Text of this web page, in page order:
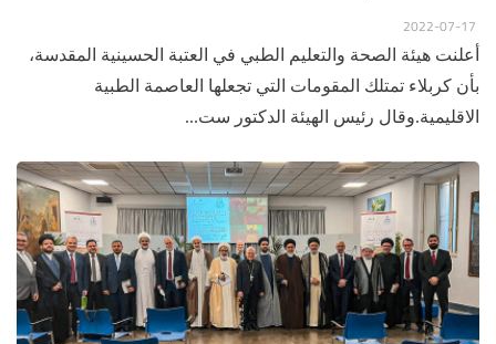
أعلنت هيئة الصحة والتعليم الطبي في العتبة الحسينية المقدسة،
بأن كربلاء تمتلك المقومات التي تجعلها العاصمة الطبية
الاقليمية.وقال رئيس الهيئة الدكتور ست...